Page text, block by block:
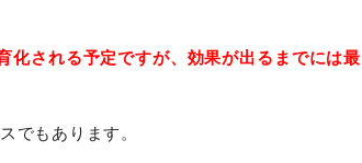
される予定ですが、効果が出るまでには最
でもあります。